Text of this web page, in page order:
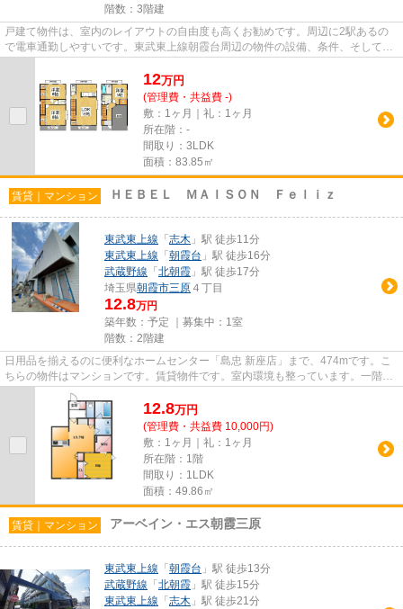
階数：3階建
戸建て物件は、室内のレイアウトの自由度も高くお勧めです。周辺に2駅あるの
で電車通勤しやすいです。東武東上線朝霞台周辺の物件の設備、条件、そして沿
12万円
(管理費・共益費 -)
敷：1ヶ月｜礼：1ヶ月
所在階：-
間取り：3LDK
面積：83.85㎡
賃貸｜マンション ＨＥＢＥＬ ＭＡＩＳＯＮ Ｆｅｌｉｚ
東武東上線 「 志木 」駅 徒歩11分
東武東上線 「 朝霞台 」駅 徒歩16分
武蔵野線 「 北朝霞 」駅 徒歩17分
埼玉県朝霞市三原 ４丁目
12.8万円
築年数：予定 ｜募集中： 1室
階数：2階建
日用品を揃えるのに便利なホームセンター「島忠 新座店」まで、474mです。こ
ちらの物件はマンションです。賃貸物件です。室内環境も整っています。一階に
あるので人の目は気になってし...
12.8万円
(管理費・共益費 10,000円)
敷：1ヶ月｜礼：1ヶ月
所在階：1階
間取り：1LDK
面積：49.86㎡
賃貸｜マンション アーベイン・エス朝霞三原
東武東上線 「 朝霞台 」駅 徒歩13分
武蔵野線 「 北朝霞 」駅 徒歩15分
東武東上線 「 志木 」駅 徒歩21分